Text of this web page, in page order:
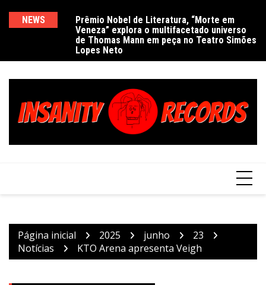
NEWS
Prêmio Nobel de Literatura, “Morte em
Veneza” explora o multifacetado universo
de Thomas Mann em peça no Teatro Simões
Lopes Neto
Página inicial 2025 junho
23
Notícias
KTO Arena apresenta Veigh